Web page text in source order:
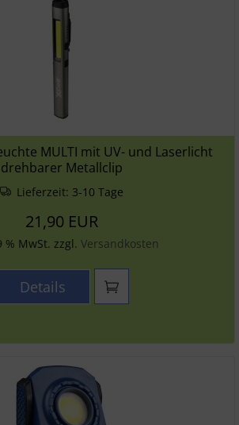
MULTI mit UV- und Laserlicht
drehbarer Metallclip
Lieferzeit: 3-10 Tage
21,90 EUR
% MwSt. zzgl. Versandkosten
Details